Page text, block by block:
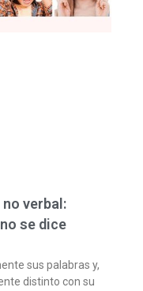
verbal:
se dice
sus palabras y,
distinto con su